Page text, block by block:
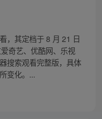
，其定档于 8 月 21 日
奇艺、优酷网、乐视
搜索观看完整版，具体
变化。...